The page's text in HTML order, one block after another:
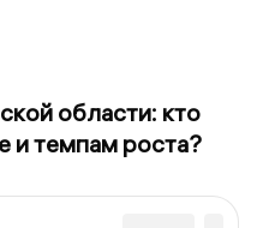
области: кто
и темпам роста?